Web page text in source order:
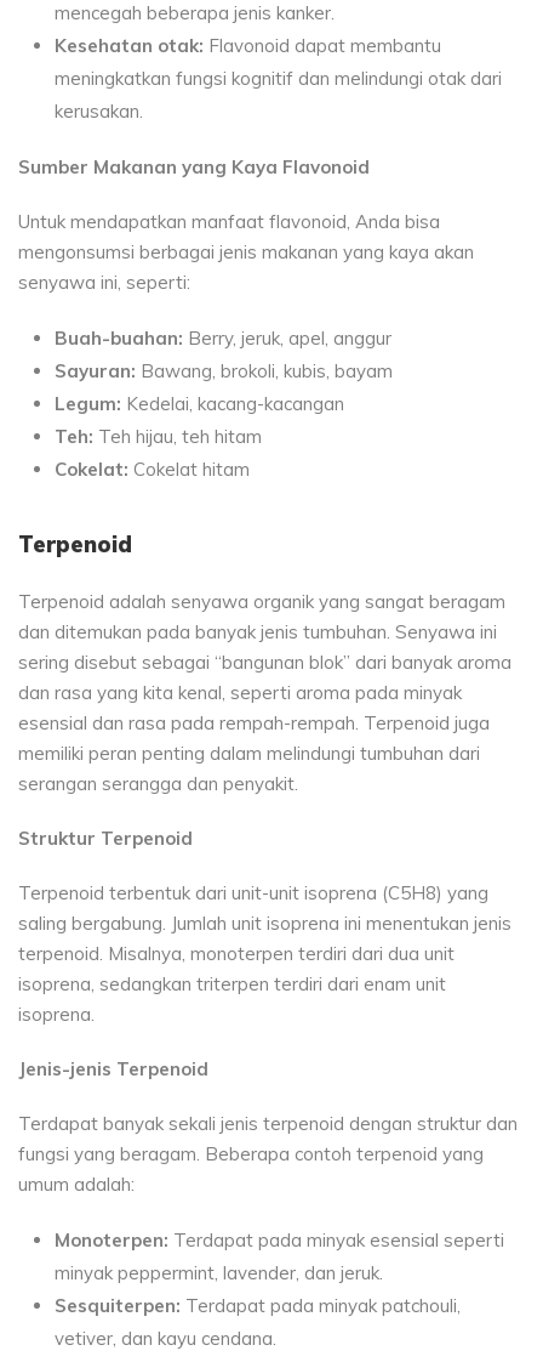
mencegah beberapa jenis kanker.
Kesehatan otak: Flavonoid dapat membantu
meningkatkan fungsi kognitif dan melindungi otak dari
kerusakan.
Sumber Makanan yang Kaya Flavonoid
Untuk mendapatkan manfaat flavonoid, Anda bisa
mengonsumsi berbagai jenis makanan yang kaya akan
senyawa ini, seperti:
Buah-buahan: Berry, jeruk, apel, anggur
Sayuran: Bawang, brokoli, kubis, bayam
Legum: Kedelai, kacang-kacangan
Teh: Teh hijau, teh hitam
Cokelat: Cokelat hitam
Terpenoid
Terpenoid adalah senyawa organik yang sangat beragam
dan ditemukan pada banyak jenis tumbuhan. Senyawa ini
sering disebut sebagai “bangunan blok” dari banyak aroma
dan rasa yang kita kenal, seperti aroma pada minyak
esensial dan rasa pada rempah-rempah. Terpenoid juga
memiliki peran penting dalam melindungi tumbuhan dari
serangan serangga dan penyakit.
Struktur Terpenoid
Terpenoid terbentuk dari unit-unit isoprena (C5H8) yang
saling bergabung. Jumlah unit isoprena ini menentukan jenis
terpenoid. Misalnya, monoterpen terdiri dari dua unit
isoprena, sedangkan triterpen terdiri dari enam unit
isoprena.
Jenis-jenis Terpenoid
Terdapat banyak sekali jenis terpenoid dengan struktur dan
fungsi yang beragam. Beberapa contoh terpenoid yang
umum adalah:
Monoterpen: Terdapat pada minyak esensial seperti
minyak peppermint, lavender, dan jeruk.
Sesquiterpen: Terdapat pada minyak patchouli,
vetiver, dan kayu cendana.